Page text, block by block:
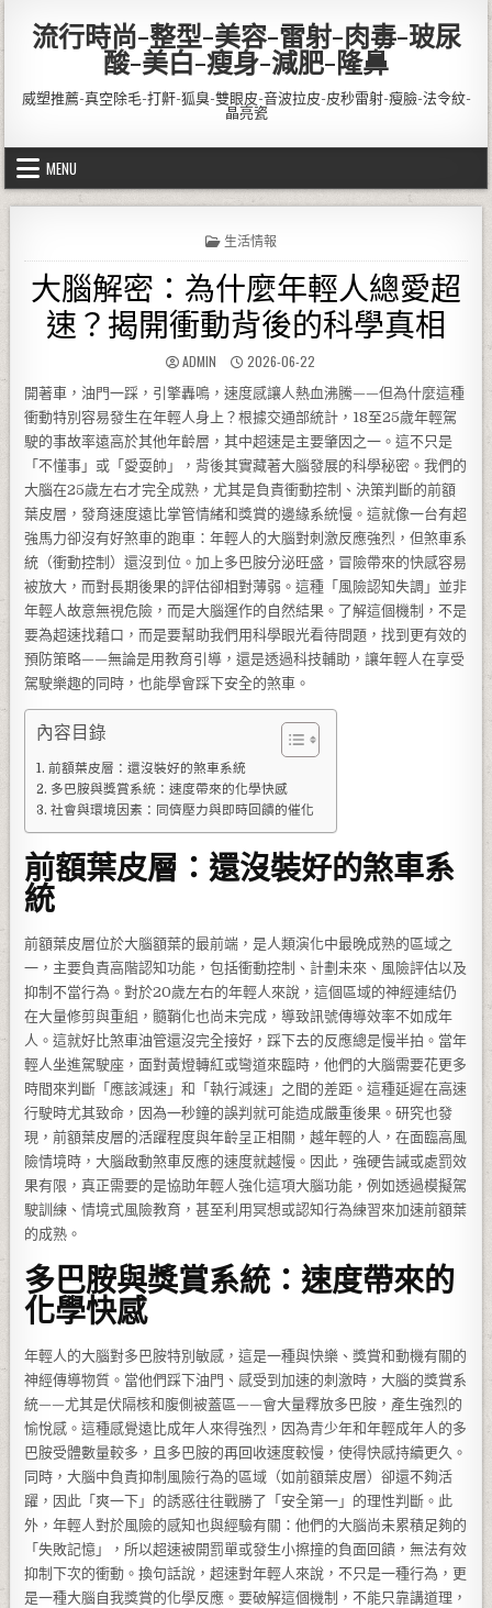
流行時尚-整型-美容-雷射-肉毒-玻尿
酸-美白-瘦身-減肥-隆鼻
威塑推薦-真空除毛-打鼾-狐臭-雙眼皮-音波拉皮-皮秒雷射-瘦臉-法令紋-
晶亮瓷
MENU
POSTED IN
生活情報
大腦解密：為什麼年輕人總愛超
速？揭開衝動背後的科學真相
AUTHOR:
ADMIN PUBLISHED DATE:
2026-06-22
開著車，油門一踩，引擎轟鳴，速度感讓人熱血沸騰——但為什麼這種
衝動特別容易發生在年輕人身上？根據交通部統計，18至25歲年輕駕
駛的事故率遠高於其他年齡層，其中超速是主要肇因之一。這不只是
「不懂事」或「愛耍帥」，背後其實藏著大腦發展的科學秘密。我們的
大腦在25歲左右才完全成熟，尤其是負責衝動控制、決策判斷的前額
葉皮層，發育速度遠比掌管情緒和獎賞的邊緣系統慢。這就像一台有超
強馬力卻沒有好煞車的跑車：年輕人的大腦對刺激反應強烈，但煞車系
統（衝動控制）還沒到位。加上多巴胺分泌旺盛，冒險帶來的快感容易
被放大，而對長期後果的評估卻相對薄弱。這種「風險認知失調」並非
年輕人故意無視危險，而是大腦運作的自然結果。了解這個機制，不是
要為超速找藉口，而是要幫助我們用科學眼光看待問題，找到更有效的
預防策略——無論是用教育引導，還是透過科技輔助，讓年輕人在享受
駕駛樂趣的同時，也能學會踩下安全的煞車。
內容目錄
前額葉皮層：還沒裝好的煞車系統
多巴胺與獎賞系統：速度帶來的化學快感
社會與環境因素：同儕壓力與即時回饋的催化
前額葉皮層：還沒裝好的煞車系
統
前額葉皮層位於大腦額葉的最前端，是人類演化中最晚成熟的區域之
一，主要負責高階認知功能，包括衝動控制、計劃未來、風險評估以及
抑制不當行為。對於20歲左右的年輕人來說，這個區域的神經連結仍
在大量修剪與重組，髓鞘化也尚未完成，導致訊號傳導效率不如成年
人。這就好比煞車油管還沒完全接好，踩下去的反應總是慢半拍。當年
輕人坐進駕駛座，面對黃燈轉紅或彎道來臨時，他們的大腦需要花更多
時間來判斷「應該減速」和「執行減速」之間的差距。這種延遲在高速
行駛時尤其致命，因為一秒鐘的誤判就可能造成嚴重後果。研究也發
現，前額葉皮層的活躍程度與年齡呈正相關，越年輕的人，在面臨高風
險情境時，大腦啟動煞車反應的速度就越慢。因此，強硬告誡或處罰效
果有限，真正需要的是協助年輕人強化這項大腦功能，例如透過模擬駕
駛訓練、情境式風險教育，甚至利用冥想或認知行為練習來加速前額葉
的成熟。
多巴胺與獎賞系統：速度帶來的
化學快感
年輕人的大腦對多巴胺特別敏感，這是一種與快樂、獎賞和動機有關的
神經傳導物質。當他們踩下油門、感受到加速的刺激時，大腦的獎賞系
統——尤其是伏隔核和腹側被蓋區——會大量釋放多巴胺，產生強烈的
愉悅感。這種感覺遠比成年人來得強烈，因為青少年和年輕成年人的多
巴胺受體數量較多，且多巴胺的再回收速度較慢，使得快感持續更久。
同時，大腦中負責抑制風險行為的區域（如前額葉皮層）卻還不夠活
躍，因此「爽一下」的誘惑往往戰勝了「安全第一」的理性判斷。此
外，年輕人對於風險的感知也與經驗有關：他們的大腦尚未累積足夠的
「失敗記憶」，所以超速被開罰單或發生小擦撞的負面回饋，無法有效
抑制下次的衝動。換句話說，超速對年輕人來說，不只是一種行為，更
是一種大腦自我獎賞的化學反應。要破解這個機制，不能只靠講道理，